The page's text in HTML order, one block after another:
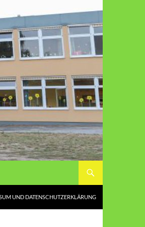
UND DATENSCHUTZERKLÄRUNG